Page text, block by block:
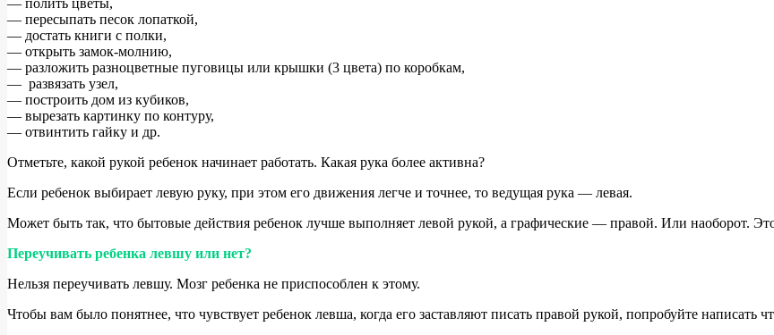
— пересыпать песок лопаткой,
— достать книги с полки,
— открыть замок-молнию,
— разложить разноцветные пуговицы или крышки (3 цвета) по коробкам,
— развязать узел,
— построить дом из кубиков,
— вырезать картинку по контуру,
— отвинтить гайку и др.
Отметьте, какой рукой ребенок начинает работать. Какая рука более активна?
Если ребенок выбирает левую руку, при этом его движения легче и точнее, то ведущая рука — левая.
Может быть так, что бытовые действия ребенок лучше выполняет левой рукой, а графические — правой. Или наоборот.
Переучивать ребенка левшу или нет?
Нельзя переучивать левшу. Мозг ребенка не приспособлен к этому.
Чтобы вам было понятнее, что чувствует ребенок левша, когда его заставляют писать правой рукой, попробуйте написать